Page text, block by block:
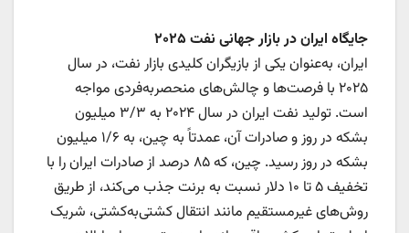
جایگاه ایران در بازار جهانی نفت ۲۰۲۵
ایران، به‌عنوان یکی از بازیگران کلیدی بازار نفت، در سال
۲۰۲۵ با فرصت‌ها و چالش‌های منحصربه‌فردی مواجه
است. تولید نفت ایران در سال ۲۰۲۴ به ۳/۳ میلیون
بشکه در روز و صادرات آن، عمدتاً به چین، به ۱/۶ میلیون
بشکه در روز رسید. چین، که ۸۵ درصد از صادرات ایران را با
تخفیف ۵ تا ۱۰ دلار نسبت به برنت جذب می‌کند، از طریق
روش‌های غیرمستقیم مانند انتقال کشتی‌به‌کشتی، شریک